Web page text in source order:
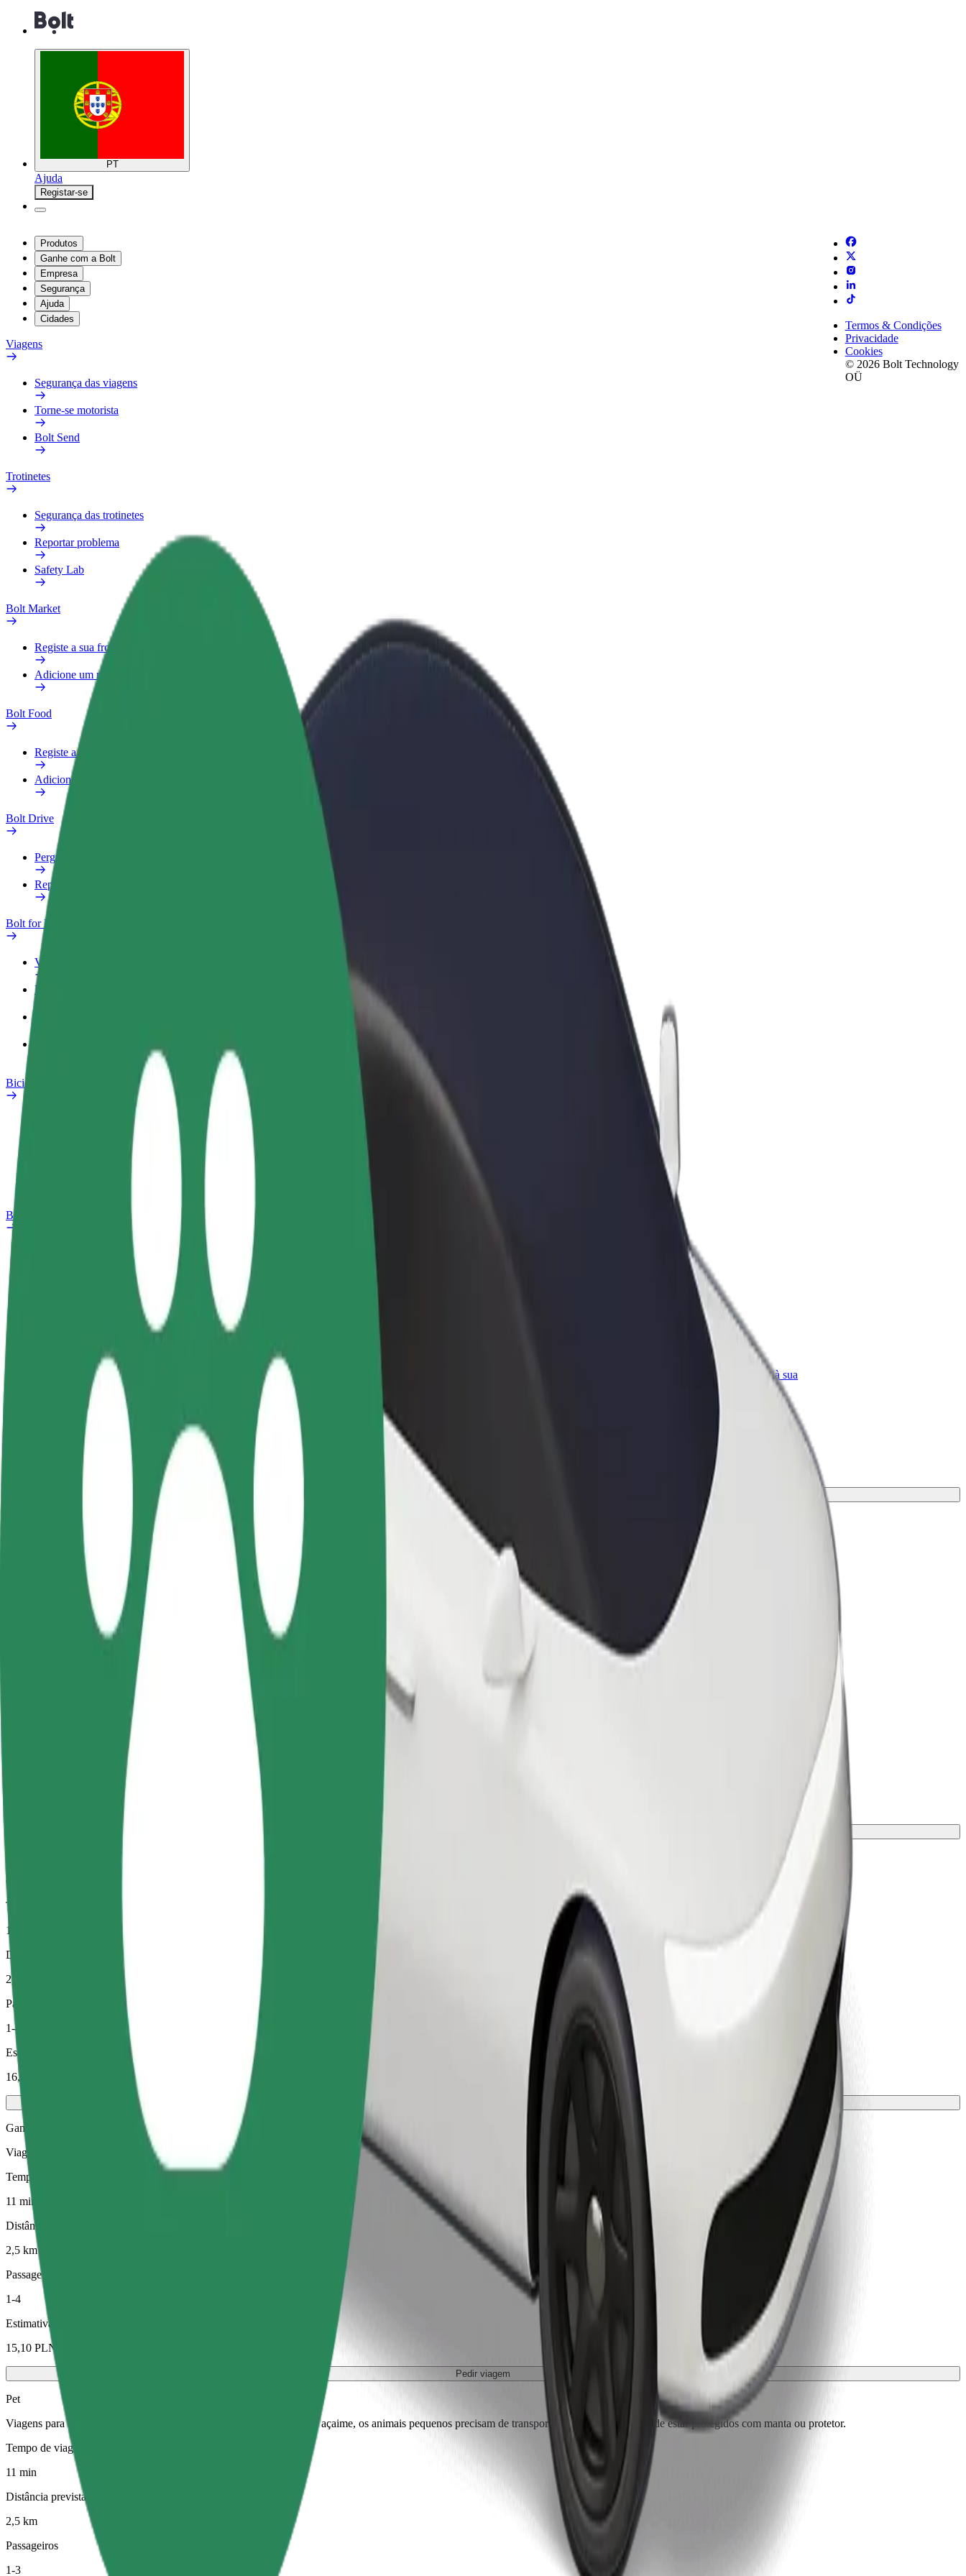
PT
Ajuda
Registar-se
Produtos
Ganhe com a Bolt
Empresa
Segurança
Ajuda
Cidades
Viagens
Segurança das viagens
Torne-se motorista
Bolt Send
Trotinetes
Segurança das trotinetes
Reportar problema
Safety Lab
Bolt Market
Registe a sua frota
Adicione um restaurante ou loja
Bolt Food
Registe a sua frota
Adicione um restaurante ou loja
Bolt Drive
Perguntas Frequentes
Reportar um veículo
Bolt for Business
Vantagens
Perfil Fiscal
Bicicletas
Bolt Plus
Torne-se motorista
Ganhe dinheiro quando
Registe a sua frota de estafetas
Ganhe dinheiro a entregar
Bolt for Business
Produtos da Bolt ajustados à sua
Termos & Condições
Privacidade
Cookies
© 2026 Bolt Technology
OÜ
Como ir de Galeria Łódzka a Dworzec Łódź Fabryczna
À procura da melhor forma de fazer o percurso Galeria Łódzka—Dworzec Łódź Fabryczna? Explora os nossos serviços e descobre a solução mais adequada à tua viagem.
Dworzec Łódź Fabryczna
Conveniência e conforto a poucos cliques de distância!
Viagens confiáveis em carros médios do dia a dia.
Tempo de viagem previsto
Carros maiores com mais arrumação e espaço para pernas
Tempo de viagem previsto
11 min
Distância prevista
2,5 km
Passageiros
1-4
Estimativa de preço
16,80 PLN
Gama Elétrica
Viagens eficientes em veículos híbridos e elétricos
Tempo de viagem previsto
11 min
Distância prevista
2,5 km
Passageiros
1-4
Estimativa de preço
15,10 PLN
Pedir viagem
Pet
Viagens para ti e para o teu animal de estimação. Os cães têm de usar açaime, os animais pequenos precisam de transportadora e os bancos têm de estar protegidos com manta ou protetor.
Tempo de viagem previsto
11 min
Distância prevista
2,5 km
Passageiros
1-3